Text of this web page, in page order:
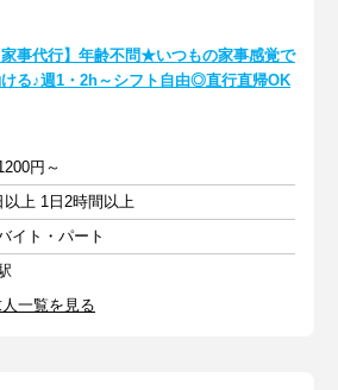
家事代行】年齢不問★いつもの家事感覚で
る♪週1・2h～シフト自由◎直行直帰OK
円～
以上 1日2時間以上
イト・パート
一覧を見る